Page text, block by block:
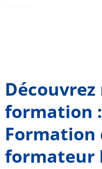
formation :
Formation
formateur